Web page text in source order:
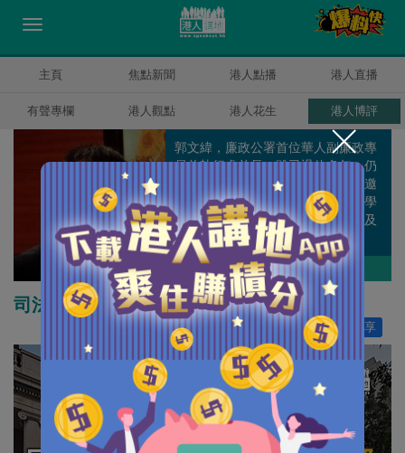
主頁 焦點新聞 港人點播 港人直播
有聲專欄 港人觀點 港人花生 港人博評
郭文緯
郭文緯，廉政公署首位華人副廉政專
員兼執行處首長，雖已退休多年，仍
積極參與全球的反貪工作，多次獲邀
到外國分享反貪經驗，亦是香港大學
專業進修學院國際反貪課程的主任及
客座教授。
作者其他博評
司法機構亦應設獨立監督機制
分享
109